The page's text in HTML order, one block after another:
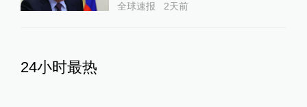
全球速报 2天前
24小时最热